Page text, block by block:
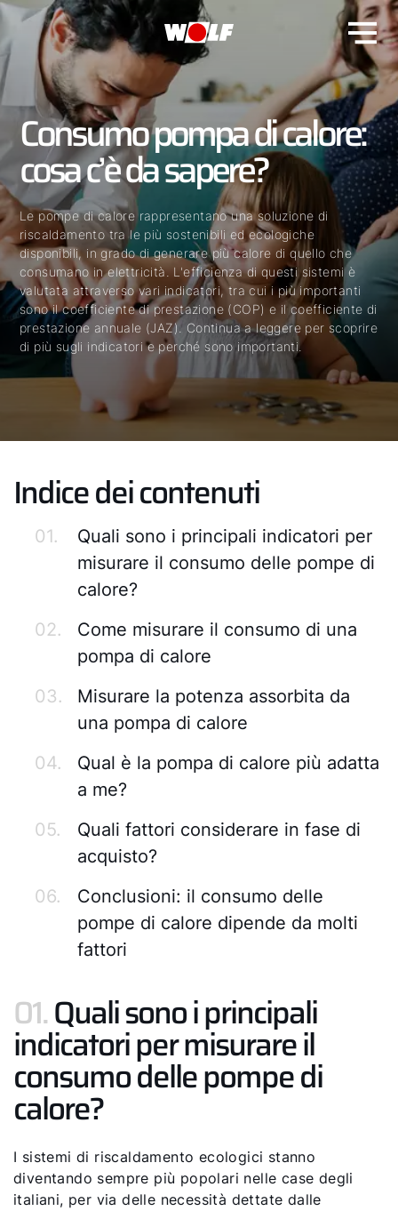
Consumo pompa di calore:
cosa c’è da sapere?
Le pompe di calore rappresentano una soluzione di
riscaldamento tra le più sostenibili ed ecologiche
disponibili, in grado di generare più calore di quello che
consumano in elettricità. L'efficienza di questi sistemi è
valutata attraverso vari indicatori, tra cui i più importanti
sono il coefficiente di prestazione (COP) e il coefficiente di
prestazione annuale (JAZ). Continua a leggere per scoprire
di più sugli indicatori e perché sono importanti.
Indice dei contenuti
01.
Quali sono i principali indicatori per
misurare il consumo delle pompe di
calore?
02.
Come misurare il consumo di una
pompa di calore
03.
Misurare la potenza assorbita da
una pompa di calore
04.
Qual è la pompa di calore più adatta
a me?
05.
Quali fattori considerare in fase di
acquisto?
06.
Conclusioni: il consumo delle
pompe di calore dipende da molti
fattori
01.Quali sono i principali
indicatori per misurare il
consumo delle pompe di
calore?
I sistemi di riscaldamento ecologici stanno
diventando sempre più popolari nelle case degli
italiani, per via delle necessità dettate dalle